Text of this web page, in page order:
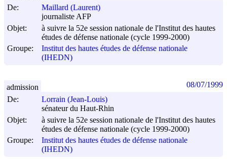
De:
Maillard (Laurent)
journaliste AFP
Objet:
à suivre la 52e session nationale de l'Institut des hautes
études de défense nationale (cycle 1999-2000)
Groupe:
Institut des hautes études de défense nationale
(IHEDN)
De:
Lorrain (Jean-Louis)
sénateur du Haut-Rhin
Objet:
à suivre la 52e session nationale de l'Institut des hautes
études de défense nationale (cycle 1999-2000)
Groupe:
Institut des hautes études de défense nationale
(IHEDN)
admission 08/07/1999